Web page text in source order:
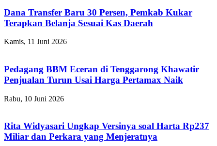
Dana Transfer Baru 30 Persen, Pemkab Kukar
Terapkan Belanja Sesuai Kas Daerah
Kamis, 11 Juni 2026
Pedagang BBM Eceran di Tenggarong Khawatir
Penjualan Turun Usai Harga Pertamax Naik
Rabu, 10 Juni 2026
Rita Widyasari Ungkap Versinya soal Harta Rp237
Miliar dan Perkara yang Menjeratnya